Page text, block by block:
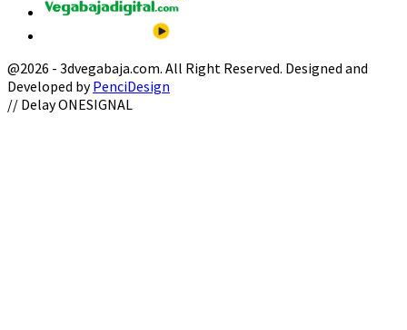
@2026 - 3dvegabaja.com. All Right Reserved. Designed and
Developed byPenciDesign
Facebook
Twitter
Instagram
Youtube
Email
// Delay ONESIGNAL